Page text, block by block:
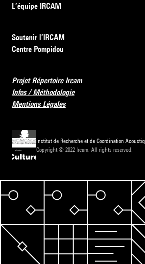
L’équipe IRCAM
Soutenir l’IRCAM
Centre Pompidou
Projet Répertoire Ircam
Infos / Méthodologie
Mentions Légales
Institut de Recherche et de Coordination
Copyright © 2022 Ircam. All rights reserved.